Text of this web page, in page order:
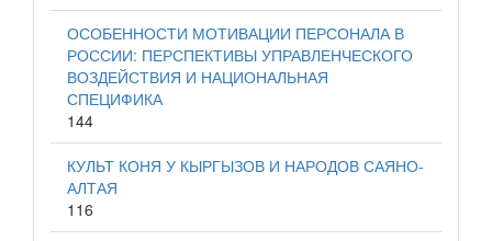
ОСОБЕННОСТИ МОТИВАЦИИ ПЕРСОНАЛА В
РОССИИ: ПЕРСПЕКТИВЫ УПРАВЛЕНЧЕСКОГО
ВОЗДЕЙСТВИЯ И НАЦИОНАЛЬНАЯ
СПЕЦИФИКА
144
КУЛЬТ КОНЯ У КЫРГЫЗОВ И НАРОДОВ САЯНО-
АЛТАЯ
116